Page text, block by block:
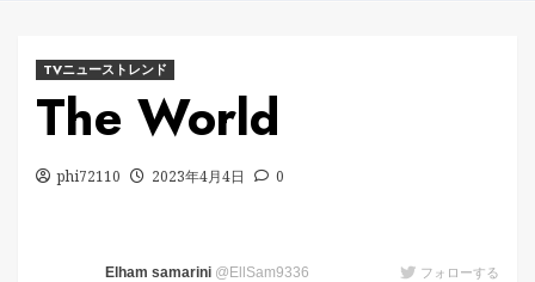
TVニューストレンド
The World
phi72110 2023年4月4日 0
Elham samarini @EllSam9336 フォローする